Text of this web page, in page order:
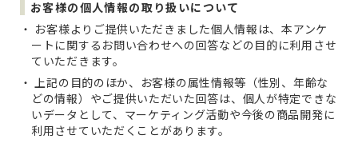
お客様の個人情報の取り扱いについて
お客様よりご提供いただきました個人情報は、本アンケ
ートに関するお問い合わせへの回答などの目的に利用させ
ていただきます。
上記の目的のほか、お客様の属性情報等（性別、年齢な
どの情報）やご提供いただいた回答は、個人が特定できな
いデータとして、マーケティング活動や今後の商品開発に
利用させていただくことがあります。